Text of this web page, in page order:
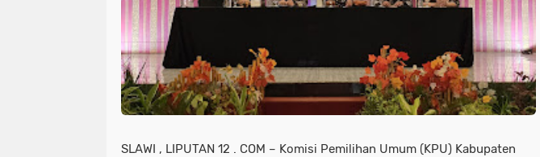
SLAWI , LIPUTAN 12 . COM – Komisi Pemilihan Umum (KPU) Kabupaten